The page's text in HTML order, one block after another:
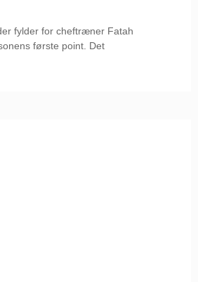
fylder for cheftræner Fatah
første point. Det